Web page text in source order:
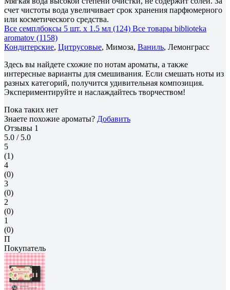
счет чистоты вода увеличивает срок хранения парфюмерного
или косметического средства.
Все семплбоксы 5 шт. х 1.5 мл (124) Все товары biblioteka
aromatov (1158)
Кондитерские, Цитрусовые, Мимоза, Ваниль, Лемонграсс
Здесь вы найдете схожие по нотам ароматы, а также
интересные варианты для смешивания. Если смешать ноты из
разных категорий, получится удивительная композиция.
Экспериментируйте и наслаждайтесь творчеством!
Пока таких нет
Знаете похожие ароматы? Добавить
Отзывы 1
5.0 / 5.0
5
(1)
4
(0)
3
(0)
2
(0)
1
(0)
П
Покупатель